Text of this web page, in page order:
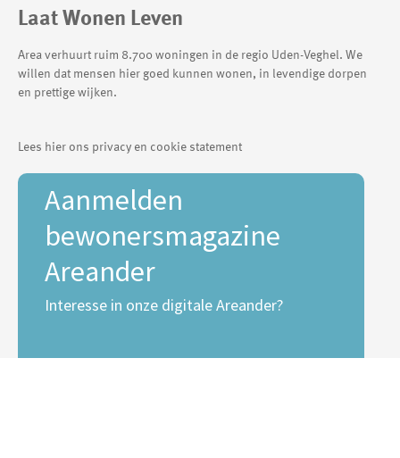
Laat Wonen Leven
Area verhuurt ruim 8.700 woningen in de regio Uden-Veghel. We
willen dat mensen hier goed kunnen wonen, in levendige dorpen
en prettige wijken.
Lees hier ons privacy en cookie statement
Aanmelden
bewonersmagazine
Areander
Interesse in onze digitale Areander?
E-mailadres *